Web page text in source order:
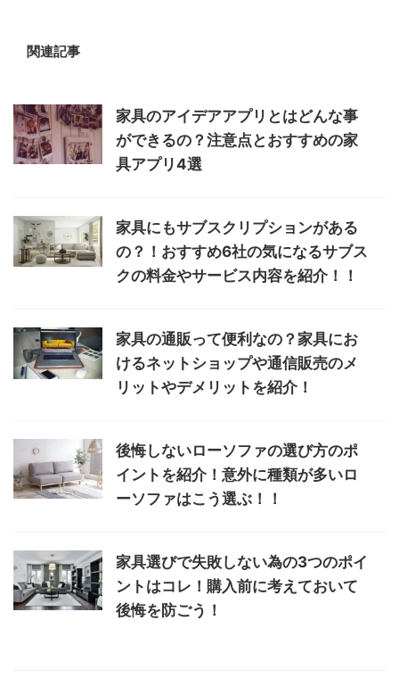
関連記事
家具のアイデアアプリとはどんな事
ができるの？注意点とおすすめの家
具アプリ4選
家具にもサブスクリプションがある
の？！おすすめ6社の気になるサブス
クの料金やサービス内容を紹介！！
家具の通販って便利なの？家具にお
けるネットショップや通信販売のメ
リットやデメリットを紹介！
後悔しないローソファの選び方のポ
イントを紹介！意外に種類が多いロ
ーソファはこう選ぶ！！
家具選びで失敗しない為の3つのポイ
ントはコレ！購入前に考えておいて
後悔を防ごう！